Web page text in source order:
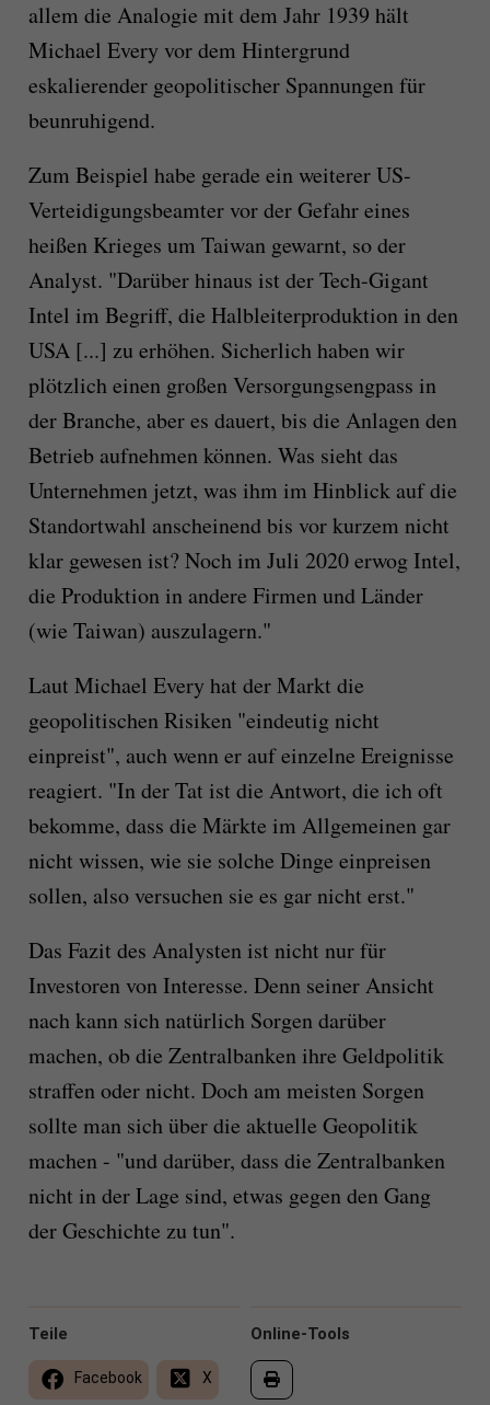
allem die Analogie mit dem Jahr 1939 hält
Michael Every vor dem Hintergrund
eskalierender geopolitischer Spannungen für
beunruhigend.
Zum Beispiel habe gerade ein weiterer US-
Verteidigungsbeamter vor der Gefahr eines
heißen Krieges um Taiwan gewarnt, so der
Analyst. "Darüber hinaus ist der Tech-Gigant
Intel im Begriff, die Halbleiterproduktion in den
USA [...] zu erhöhen. Sicherlich haben wir
plötzlich einen großen Versorgungsengpass in
der Branche, aber es dauert, bis die Anlagen den
Betrieb aufnehmen können. Was sieht das
Unternehmen jetzt, was ihm im Hinblick auf die
Standortwahl anscheinend bis vor kurzem nicht
klar gewesen ist? Noch im Juli 2020 erwog Intel,
die Produktion in andere Firmen und Länder
(wie Taiwan) auszulagern."
Laut Michael Every hat der Markt die
geopolitischen Risiken "eindeutig nicht
einpreist", auch wenn er auf einzelne Ereignisse
reagiert. "In der Tat ist die Antwort, die ich oft
bekomme, dass die Märkte im Allgemeinen gar
nicht wissen, wie sie solche Dinge einpreisen
sollen, also versuchen sie es gar nicht erst."
Das Fazit des Analysten ist nicht nur für
Investoren von Interesse. Denn seiner Ansicht
nach kann sich natürlich Sorgen darüber
machen, ob die Zentralbanken ihre Geldpolitik
straffen oder nicht. Doch am meisten Sorgen
sollte man sich über die aktuelle Geopolitik
machen - "und darüber, dass die Zentralbanken
nicht in der Lage sind, etwas gegen den Gang
der Geschichte zu tun".
Online-Tools
Teile
Facebook X